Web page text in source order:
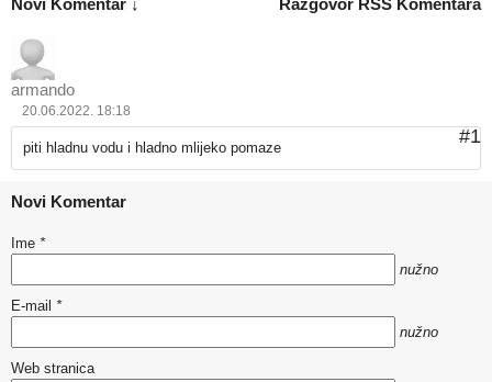
Razgovor RSS Komentara
Novi Komentar ↓
armando
20.06.2022. 18:18
#1
piti hladnu vodu i hladno mlijeko pomaze
Novi Komentar
Ime *
nužno
E-mail *
nužno
Web stranica